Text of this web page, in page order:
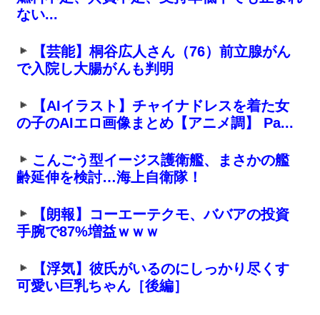
ない...
【芸能】桐谷広人さん（76）前立腺がん
で入院し大腸がんも判明
【AIイラスト】チャイナドレスを着た女
の子のAIエロ画像まとめ【アニメ調】 Pa...
こんごう型イージス護衛艦、まさかの艦
齢延伸を検討…海上自衛隊！
【朗報】コーエーテクモ、ババアの投資
手腕で87%増益ｗｗｗ
【浮気】彼氏がいるのにしっかり尽くす
可愛い巨乳ちゃん［後編］